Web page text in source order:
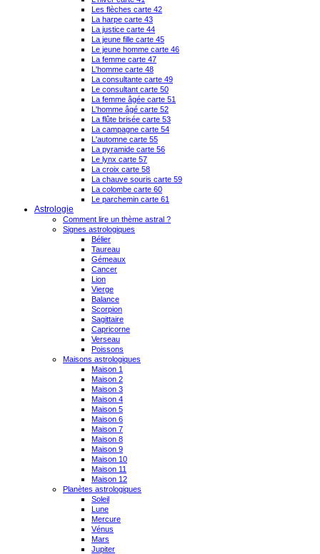
Les flèches carte 42
La harpe carte 43
La justice carte 44
La jeune fille carte 45
Le jeune homme carte 46
La femme carte 47
L'homme carte 48
La consultante carte 49
Le consultant carte 50
La femme âgée carte 51
L'homme âgé carte 52
La flûte brisée carte 53
La campagne carte 54
L'automne carte 55
La pyramide carte 56
Le lynx carte 57
La croix carte 58
La chauve souris carte 59
La colombe carte 60
Le parchemin carte 61
Astrologie
Comment lire un thème astral ?
Signes astrologiques
Bélier
Taureau
Gémeaux
Cancer
Lion
Vierge
Balance
Scorpion
Sagittaire
Capricorne
Verseau
Poissons
Maisons astrologiques
Maison 1
Maison 2
Maison 3
Maison 4
Maison 5
Maison 6
Maison 7
Maison 8
Maison 9
Maison 10
Maison 11
Maison 12
Planètes astrologiques
Soleil
Lune
Mercure
Vénus
Mars
Jupiter